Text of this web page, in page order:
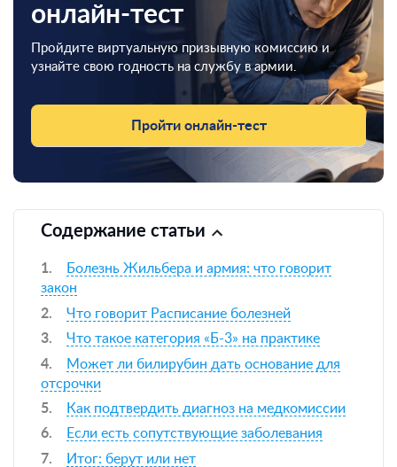
онлайн-тест
Пройдите виртуальную призывную комиссию и
узнайте свою годность на службу в армии.
Пройти онлайн-тест
Содержание статьи
Болезнь Жильбера и армия: что говорит
закон
Что говорит Расписание болезней
Что такое категория «Б-3» на практике
Может ли билирубин дать основание для
отсрочки
Как подтвердить диагноз на медкомиссии
Если есть сопутствующие заболевания
Итог: берут или нет